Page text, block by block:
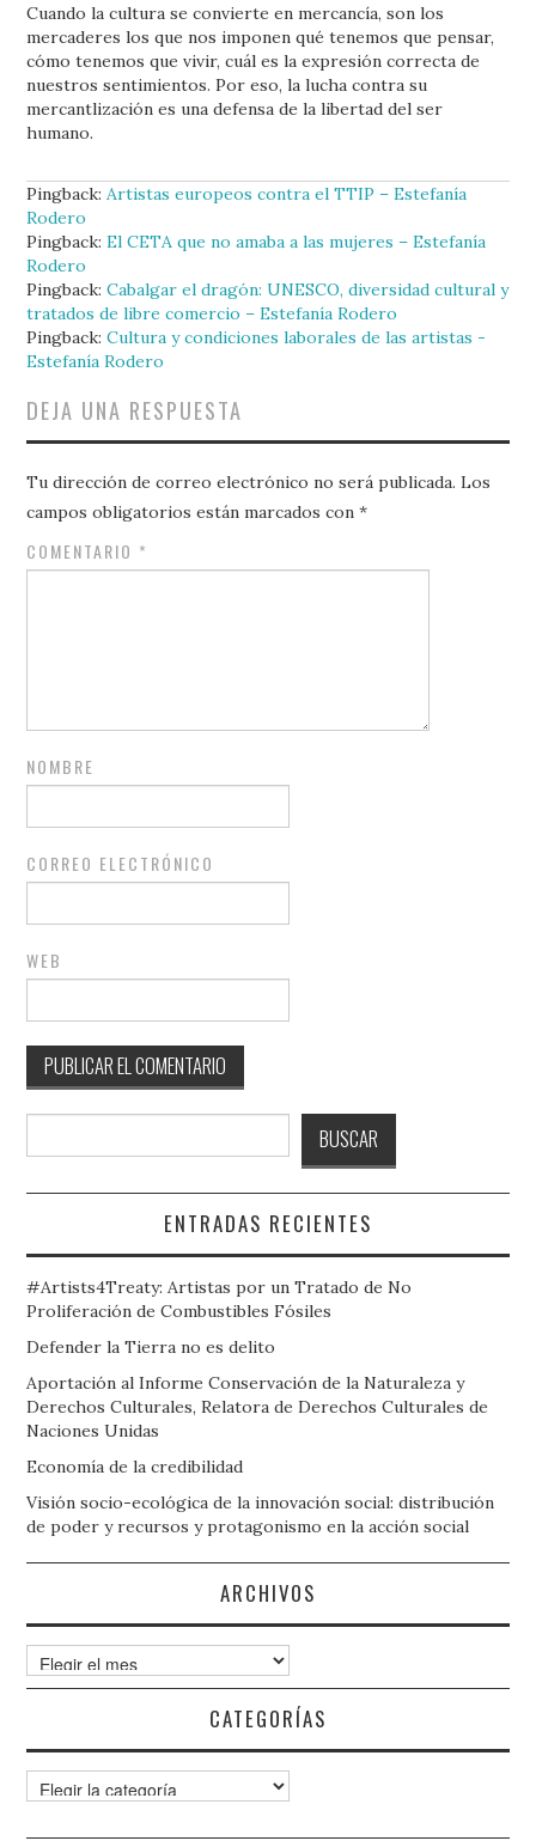
Cuando la cultura se convierte en mercancía, son los
mercaderes los que nos imponen qué tenemos que pensar,
cómo tenemos que vivir, cuál es la expresión correcta de
nuestros sentimientos. Por eso, la lucha contra su
mercantlización es una defensa de la libertad del ser
humano.
Pingback:Artistas europeos contra el TTIP – Estefanía
Rodero
Pingback:El CETA que no amaba a las mujeres – Estefanía
Rodero
Pingback:Cabalgar el dragón: UNESCO, diversidad cultural y
tratados de libre comercio – Estefanía Rodero
Pingback:Cultura y condiciones laborales de las artistas -
Estefanía Rodero
DEJA UNA RESPUESTA
Tu dirección de correo electrónico no será publicada. Los
campos obligatorios están marcados con*
COMENTARIO *
NOMBRE
CORREO ELECTRÓNICO
WEB
BUSCAR
ENTRADAS RECIENTES
#Artists4Treaty: Artistas por un Tratado de No
Proliferación de Combustibles Fósiles
Defender la Tierra no es delito
Aportación al Informe Conservación de la Naturaleza y
Derechos Culturales, Relatora de Derechos Culturales de
Naciones Unidas
Economía de la credibilidad
Visión socio-ecológica de la innovación social: distribución
de poder y recursos y protagonismo en la acción social
ARCHIVOS
Archivos
CATEGORÍAS
Categorías